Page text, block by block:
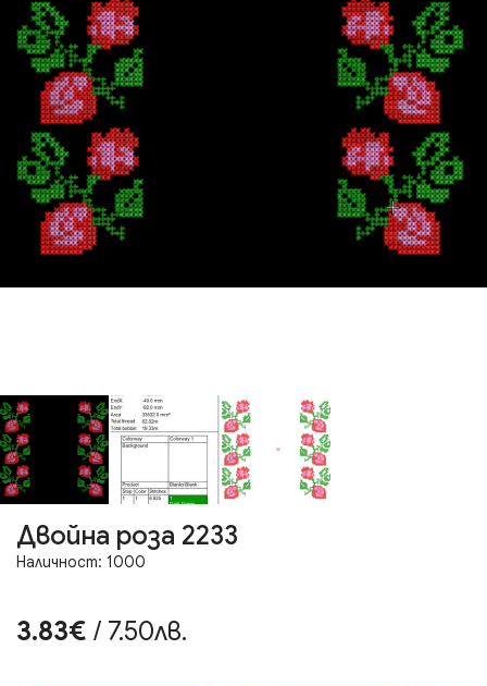
Двойна роза 2233
Наличност: 1000
3.83€ / 7.50лв.